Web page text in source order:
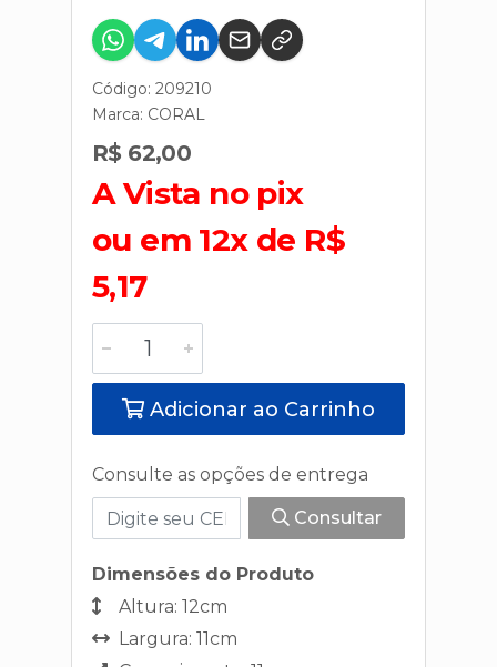
Código: 209210
Marca: CORAL
R$ 62,00
A Vista no pix
ou em 12x de R$
5,17
Adicionar ao Carrinho
Consulte as opções de entrega
Consultar
Dimensões do Produto
Altura: 12cm
Largura: 11cm